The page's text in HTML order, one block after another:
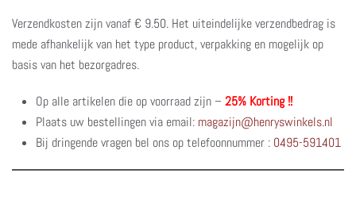
Verzendkosten zijn vanaf € 9.50. Het uiteindelijke verzendbedrag is
mede afhankelijk van het type product, verpakking en mogelijk op
basis van het bezorgadres.
Op alle artikelen die op voorraad zijn – 25% Korting !!
Plaats uw bestellingen via email: magazijn@henryswinkels.nl
Bij dringende vragen bel ons op telefoonnummer : 0495-591401